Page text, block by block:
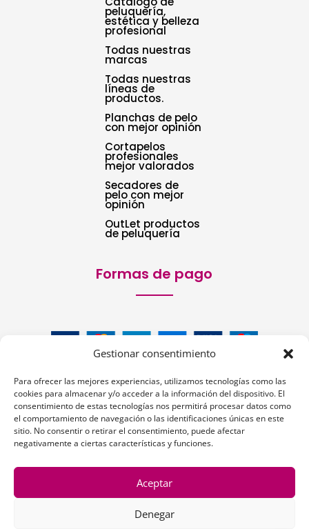
Gestionar consentimiento
Para ofrecer las mejores experiencias, utilizamos tecnologías como las
cookies para almacenar y/o acceder a la información del dispositivo. El
consentimiento de estas tecnologías nos permitirá procesar datos como
el comportamiento de navegación o las identificaciones únicas en este
sitio. No consentir o retirar el consentimiento, puede afectar
negativamente a ciertas características y funciones.
Aceptar
Denegar
peluquería,
estética y belleza
profesional
Todas nuestras
marcas
Todas nuestras
líneas de
productos.
Planchas de pelo
con mejor opinión
Cortapelos
profesionales
mejor valorados
Secadores de
pelo con mejor
opinión
OutLet productos
de peluquería
Formas de pago
Siguenos: